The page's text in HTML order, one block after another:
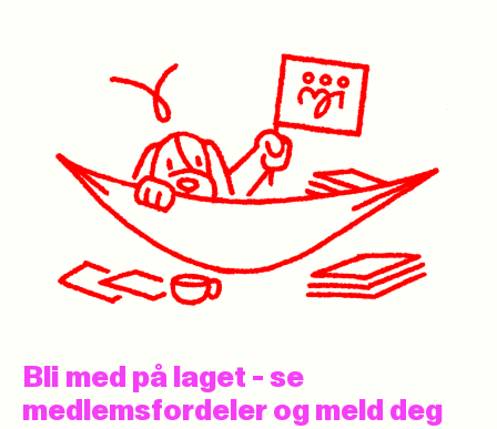
Bli med på laget - se
medlemsfordeler og meld deg